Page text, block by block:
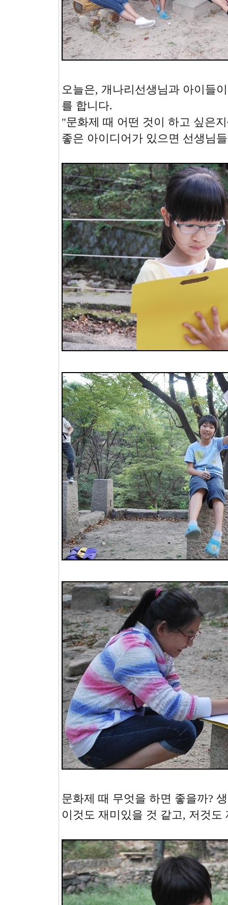
오늘은, 개나리선생님과 아이들
를 합니다.
"문화제 때 어떤 것이 하고 싶은
좋은 아이디어가 있으면 선생님
문화제 때 무엇을 하면 좋을까?
이것도 재미있을 것 같고, 저것